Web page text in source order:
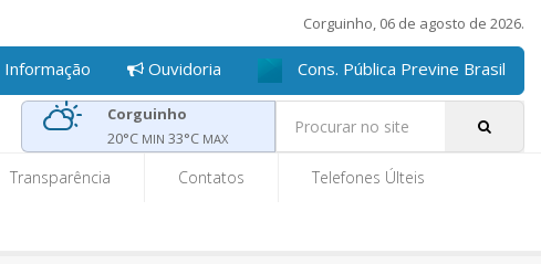
Corguinho, 06 de agosto de 2026.
Informação Ouvidoria Cons. Pública Previne Brasil
Corguinho
20°C MIN 33°C MAX
Transparência Contatos Telefones Últeis